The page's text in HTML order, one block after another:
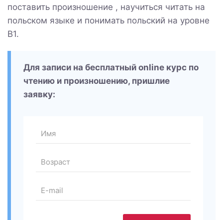
поставить произношение , научиться читать на
польском языке и понимать польский на уровне
B1.
Для записи на бесплатный online курс по
чтению и произношению, пришлие
заявку: